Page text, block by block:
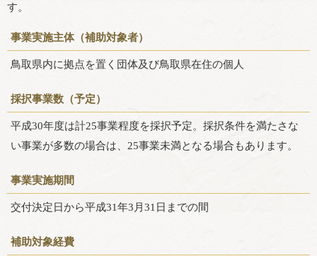
す。
事業実施主体（補助対象者）
鳥取県内に拠点を置く団体及び鳥取県在住の個人
採択事業数（予定）
平成30年度は計25事業程度を採択予定。採択条件を満たさな
い事業が多数の場合は、25事業未満となる場合もあります。
事業実施期間
交付決定日から平成31年3月31日までの間
補助対象経費